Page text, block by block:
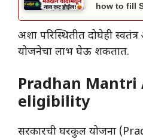
how to fill
अशा परिस्थितीत दोघेही
योजनेचा लाभ घेऊ शकतात.
Pradhan Mantri
eligibility
सरकारची घरकुल योजना